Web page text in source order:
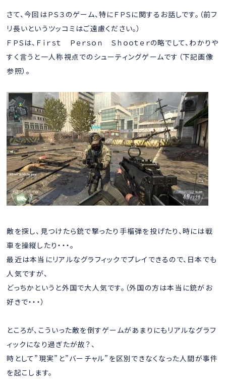
さて、今回はＰＳ３のゲーム、特にＦＰＳに関するお話しです。（前フ
リ長いというツッコミはご遠慮ください。）
ＦＰＳは、Ｆｉｒｓｔ Ｐｅｒｓｏｎ Ｓｈｏｏｔｅｒの略でして、わかりや
すく言うと一人称視点でのシューティングゲームです（下記画像
参照）。
敵を探し、見つけたら銃で撃ったり手榴弾を投げたり、時には戦
車を操縦したり・・・。
最近は本当にリアルなグラフィックでプレイできるので、日本でも
人気ですが、
どっちかというと外国で大人気です。（外国の方は本当に銃がお
好きで・・・）
ところが、こういった敵を倒すゲームがあまりにもリアルなグラフ
ィックになり過ぎたが故？、
時として”現実”と”バーチャル”を区別できなくなった人間が事件
を起こします。